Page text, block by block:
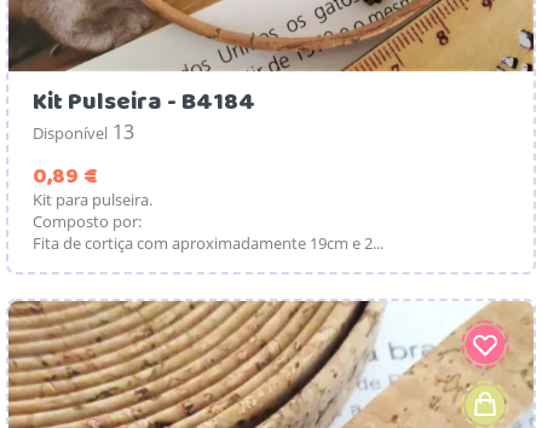
Kit Pulseira - B4184
Disponível 13
0,89 €
Kit para pulseira.
Composto por:
Fita de cortiça com aproximadamente 19cm e 2...